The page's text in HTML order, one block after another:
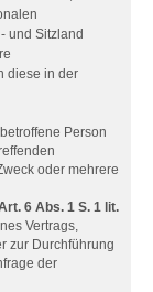
und Sitzland
diese in der
Person
oder mehrere
6 Abs. 1 S. 1 lit.
Vertrags,
zur Durchführung
der